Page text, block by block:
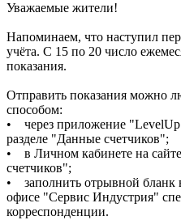
Уважаемые жители!
Напоминаем, что наступил
учёта. С 15 по 20 число
показания.
Отправить показания можно
способом:
• через приложение
разделе "Данные счетчиков";
• в Личном кабинете на
счетчиков";
• заполнить отрывной бланк
офисе "Сервис Индустрия"
корреспонденции.